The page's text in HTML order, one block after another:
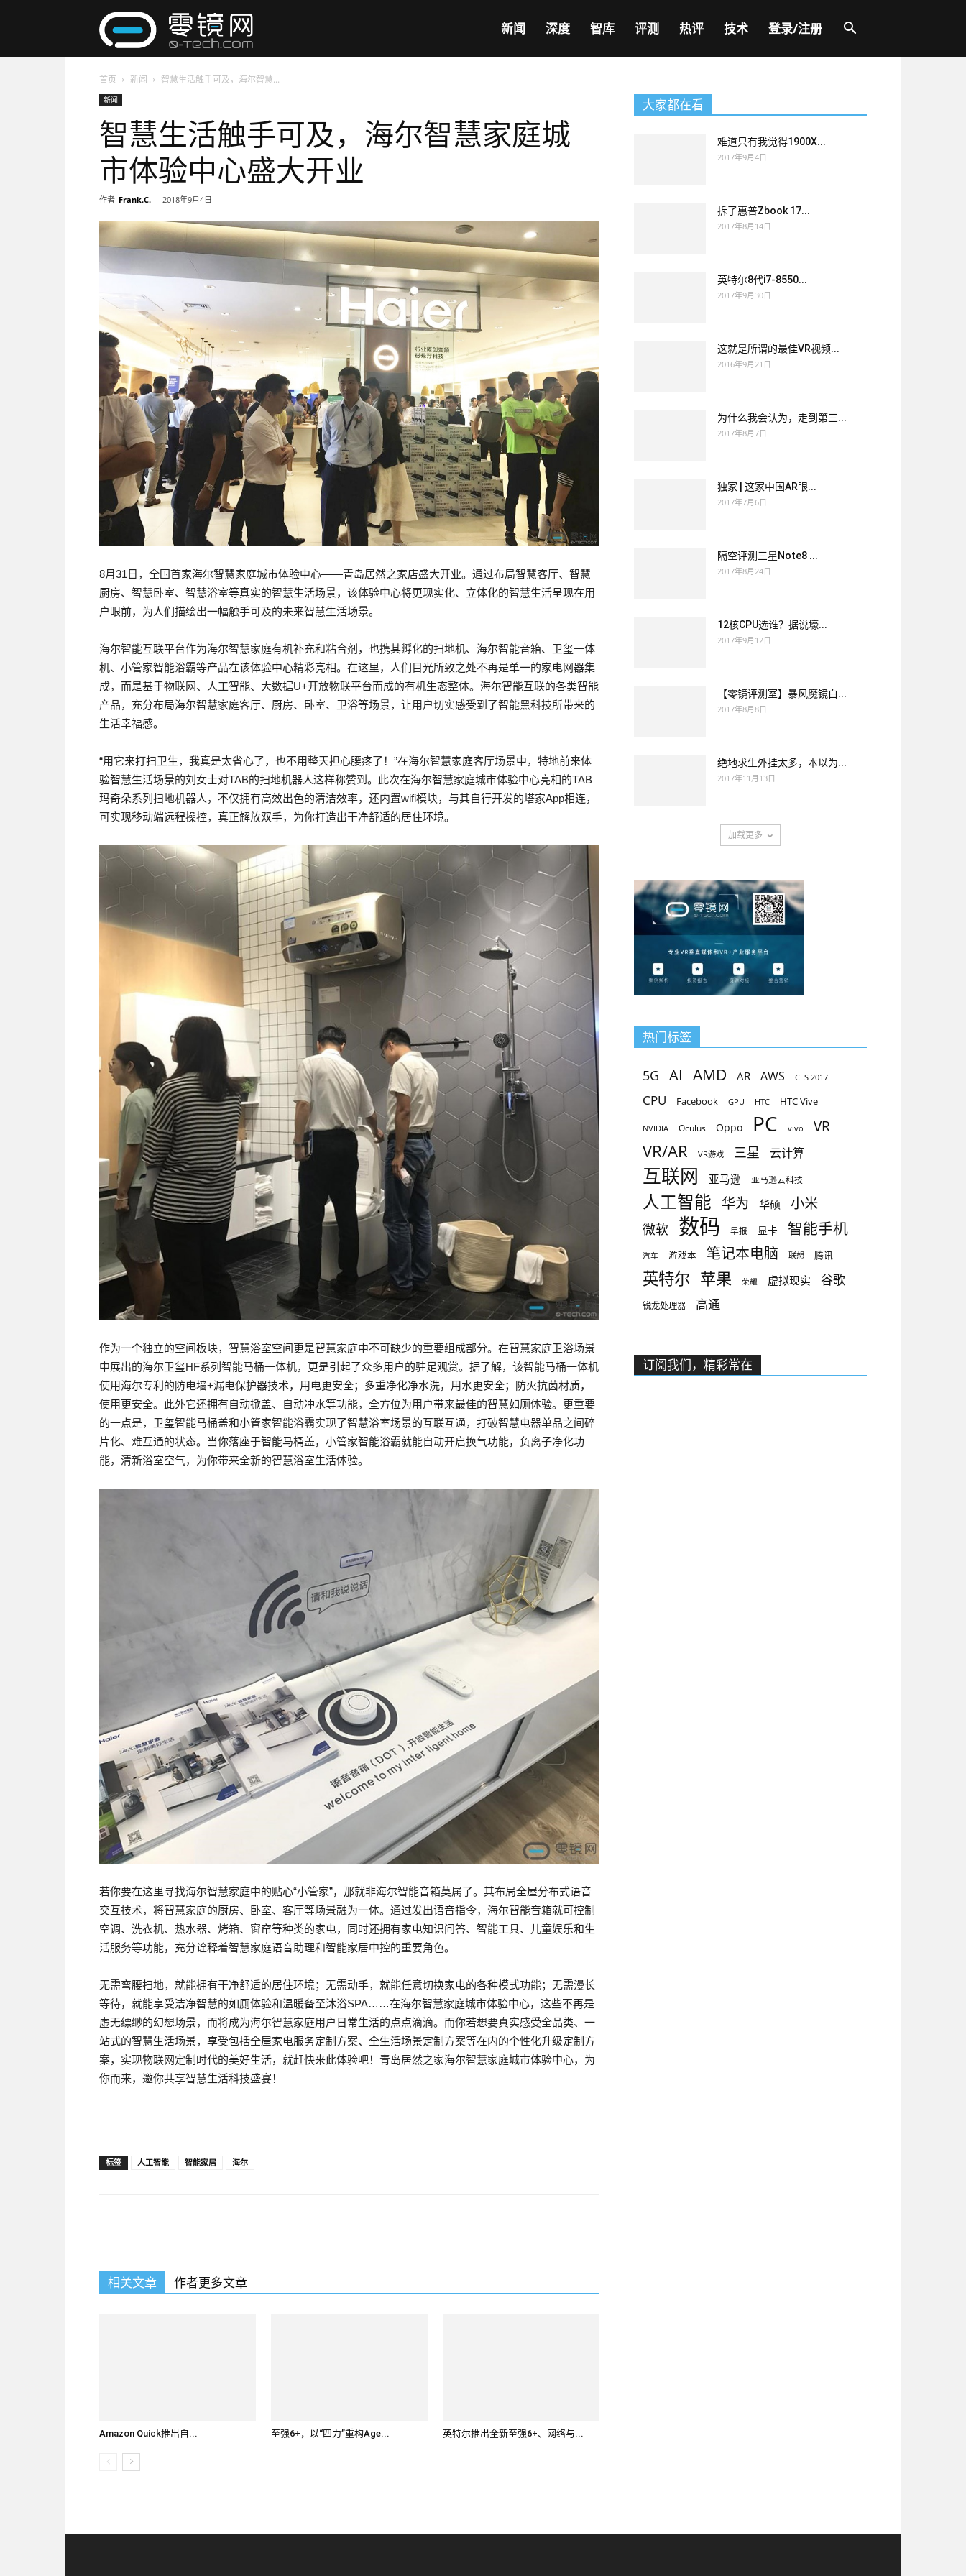
镜
网
新闻 深度 智库 评测 热评 技术 登录/注册
首页 新闻 智慧生活触手可及，海尔智慧...
新闻
智慧生活触手可及，海尔智慧家庭城
市体验中心盛大开业
作者 Frank.C. - 2018年9月4日
8月31日，全国首家海尔智慧家庭城市体验中心——青岛居然之家店盛大开业。通过布局智慧客厅、智慧
厨房、智慧卧室、智慧浴室等真实的智慧生活场景，该体验中心将更现实化、立体化的智慧生活呈现在用
户眼前，为人们描绘出一幅触手可及的未来智慧生活场景。
海尔智能互联平台作为海尔智慧家庭有机补充和粘合剂，也携其孵化的扫地机、海尔智能音箱、卫玺一体
机、小管家智能浴霸等产品在该体验中心精彩亮相。在这里，人们目光所致之处不再是单一的家电网器集
成，而是基于物联网、人工智能、大数据U+开放物联平台而成的有机生态整体。海尔智能互联的各类智能
产品，充分布局海尔智慧家庭客厅、厨房、卧室、卫浴等场景，让用户切实感受到了智能黑科技所带来的
生活幸福感。
“用它来打扫卫生，我真是太省心了，也不用整天担心腰疼了！”在海尔智慧家庭客厅场景中，特地前来体
验智慧生活场景的刘女士对TAB的扫地机器人这样称赞到。此次在海尔智慧家庭城市体验中心亮相的TAB
玛奇朵系列扫地机器人，不仅拥有高效出色的清洁效率，还内置wifi模块，与其自行开发的塔家App相连，
可实现移动端远程操控，真正解放双手，为你打造出干净舒适的居住环境。
作为一个独立的空间板块，智慧浴室空间更是智慧家庭中不可缺少的重要组成部分。在智慧家庭卫浴场景
中展出的海尔卫玺HF系列智能马桶一体机，更是引起了众多用户的驻足观赏。据了解，该智能马桶一体机
使用海尔专利的防电墙+漏电保护器技术，用电更安全；多重净化净水洗，用水更安全；防火抗菌材质，
使用更安全。此外它还拥有自动掀盖、自动冲水等功能，全方位为用户带来最佳的智慧如厕体验。更重要
的一点是，卫玺智能马桶盖和小管家智能浴霸实现了智慧浴室场景的互联互通，打破智慧电器单品之间碎
片化、难互通的状态。当你落座于智能马桶盖，小管家智能浴霸就能自动开启换气功能，负离子净化功
能，清新浴室空气，为你带来全新的智慧浴室生活体验。
若你要在这里寻找海尔智慧家庭中的贴心“小管家”，那就非海尔智能音箱莫属了。其布局全屋分布式语音
交互技术，将智慧家庭的厨房、卧室、客厅等场景融为一体。通过发出语音指令，海尔智能音箱就可控制
空调、洗衣机、热水器、烤箱、窗帘等种类的家电，同时还拥有家电知识问答、智能工具、儿童娱乐和生
活服务等功能，充分诠释着智慧家庭语音助理和智能家居中控的重要角色。
无需弯腰扫地，就能拥有干净舒适的居住环境；无需动手，就能任意切换家电的各种模式功能；无需漫长
等待，就能享受洁净智慧的如厕体验和温暖备至沐浴SPA……在海尔智慧家庭城市体验中心，这些不再是
虚无缥缈的幻想场景，而将成为海尔智慧家庭用户日常生活的点点滴滴。而你若想要真实感受全品类、一
站式的智慧生活场景，享受包括全屋家电服务定制方案、全生活场景定制方案等在内的个性化升级定制方
案，实现物联网定制时代的美好生活，就赶快来此体验吧！青岛居然之家海尔智慧家庭城市体验中心，为
你而来，邀你共享智慧生活科技盛宴！
标签 人工智能 智能家居 海尔
相关文章 作者更多文章
Amazon Quick推出自... 至强6+，以“四力”重构Age... 英特尔推出全新至强6+、网络与...
大家都在看
难道只有我觉得1900X...
2017年9月4日
拆了惠普Zbook 17...
2017年8月14日
英特尔8代i7-8550...
2017年9月30日
这就是所谓的最佳VR视频...
2016年9月21日
为什么我会认为，走到第三...
2017年8月7日
独家 | 这家中国AR眼...
2017年7月6日
隔空评测三星Note8 ...
2017年8月24日
12核CPU选谁？据说壕...
2017年9月12日
【零镜评测室】暴风魔镜白...
2017年8月8日
绝地求生外挂太多，本以为...
2017年11月13日
加载更多
热门标签
5G AI AMD AR AWS CES 2017
CPU Facebook GPU HTC HTC Vive
NVIDIA Oculus Oppo PC vivo VR
VR/AR VR游戏 三星 云计算
互联网 亚马逊 亚马逊云科技
人工智能 华为 华硕 小米
微软 数码 早报 显卡 智能手机
汽车 游戏本 笔记本电脑 联想 腾讯
英特尔 苹果 荣耀 虚拟现实 谷歌
锐龙处理器 高通
订阅我们，精彩常在